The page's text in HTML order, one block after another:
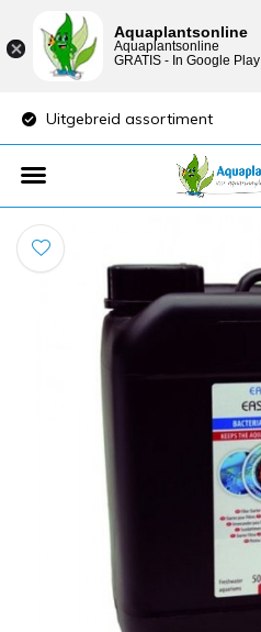
Uitgebreid assortiment
Aquaplantsonline
Aquaplantsonline
GRATIS - In Google Play